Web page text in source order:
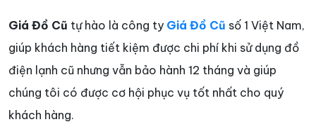
Giá Đồ Cũ tự hào là công ty Giá Đồ Cũ số 1 Việt Nam,
giúp khách hàng tiết kiệm được chi phí khi sử dụng đồ
điện lạnh cũ nhưng vẫn bảo hành 12 tháng và giúp
chúng tôi có được cơ hội phục vụ tốt nhất cho quý
khách hàng.